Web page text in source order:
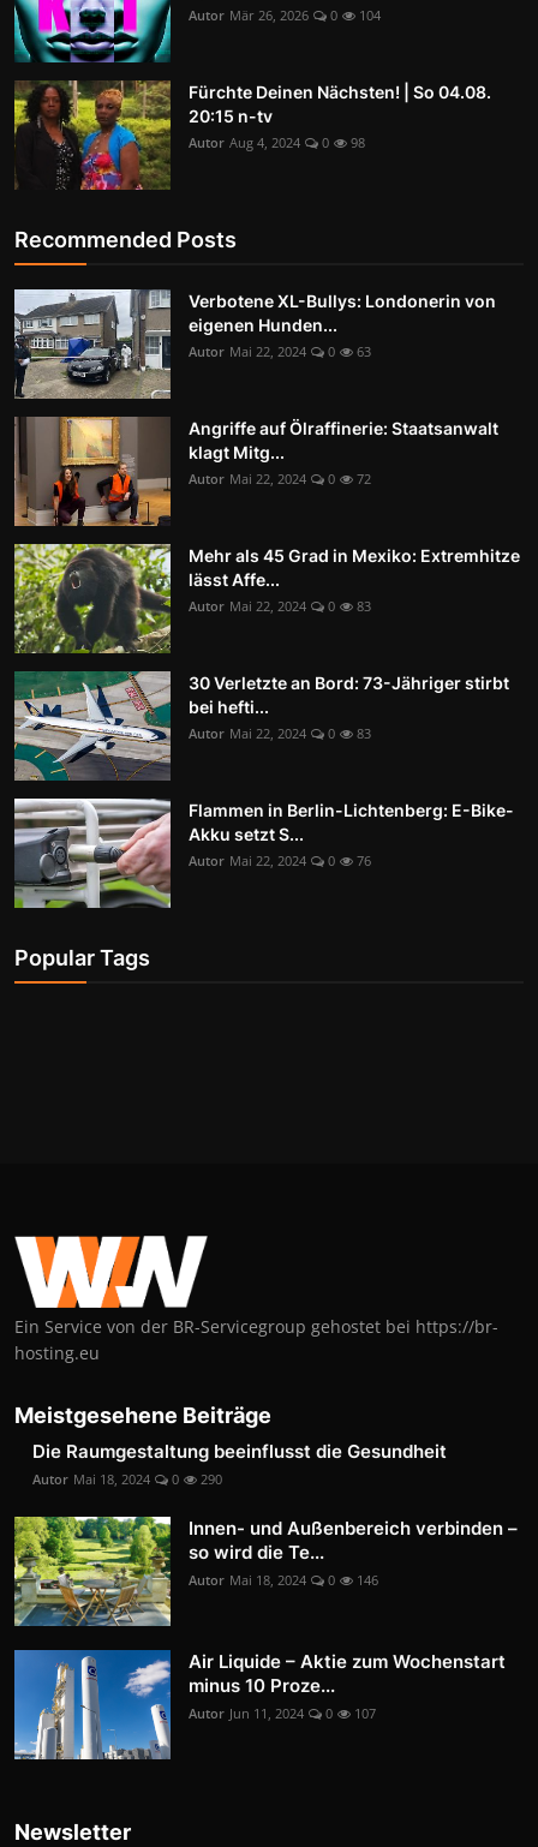
Autor Mär 26, 2026 0 104
Fürchte Deinen Nächsten! | So 04.08.
20:15 n-tv
Autor Aug 4, 2024 0 98
Recommended Posts
Verbotene XL-Bullys: Londonerin von
eigenen Hunden...
Autor Mai 22, 2024 0 63
Angriffe auf Ölraffinerie: Staatsanwalt
klagt Mitg...
Autor Mai 22, 2024 0 72
Mehr als 45 Grad in Mexiko: Extremhitze
lässt Affe...
Autor Mai 22, 2024 0 83
30 Verletzte an Bord: 73-Jähriger stirbt
bei hefti...
Autor Mai 22, 2024 0 83
Flammen in Berlin-Lichtenberg: E-Bike-
Akku setzt S...
Autor Mai 22, 2024 0 76
Popular Tags
Ein Service von der BR-Servicegroup gehostet bei https://br-
hosting.eu
Meistgesehene Beiträge
Die Raumgestaltung beeinflusst die Gesundheit
Autor Mai 18, 2024 0 290
Innen- und Außenbereich verbinden –
so wird die Te...
Autor Mai 18, 2024 0 146
Air Liquide – Aktie zum Wochenstart
minus 10 Proze...
Autor Jun 11, 2024 0 107
Newsletter